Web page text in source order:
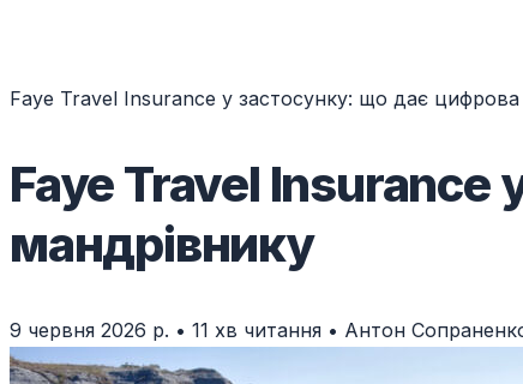
Faye Travel Insurance у застосунку: що дає
Faye Travel Insurance
мандрівнику
9 червня 2026 р. • 11 хв читання • Антон